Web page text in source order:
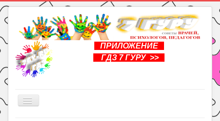
ПРИЛОЖЕНИЕ
ГДЗ 7 ГУРУ >>
Включить/